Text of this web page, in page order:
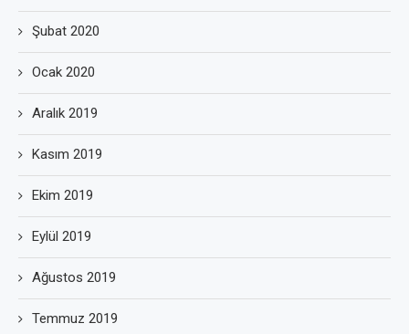
Şubat 2020
Ocak 2020
Aralık 2019
Kasım 2019
Ekim 2019
Eylül 2019
Ağustos 2019
Temmuz 2019